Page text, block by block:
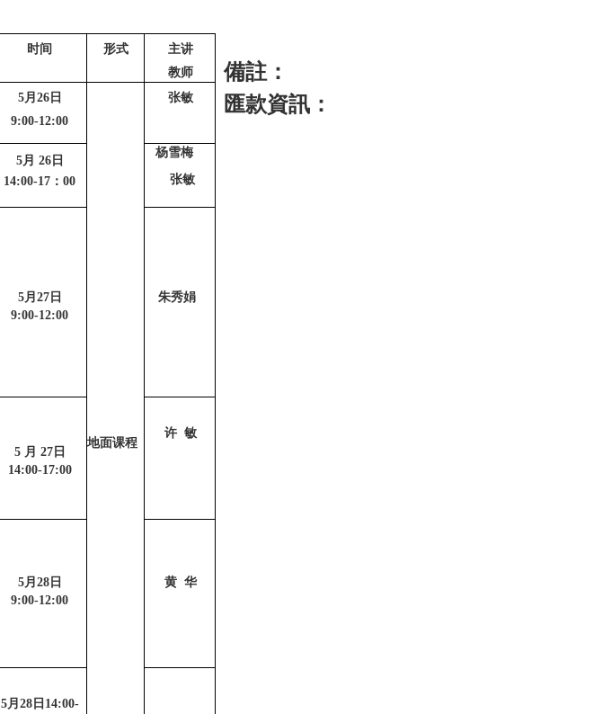
时间 形式
主讲
教师
5月26日
9:00-12:00
地面课程
张敏
5月 26日
14:00-17：00
杨雪梅
张敏
5月27日
9:00-12:00
朱秀娟
5 月 27日
14:00-17:00
许 敏
5月28日
9:00-12:00
黄 华
5月28日14:00-
備註：
匯款資訊：